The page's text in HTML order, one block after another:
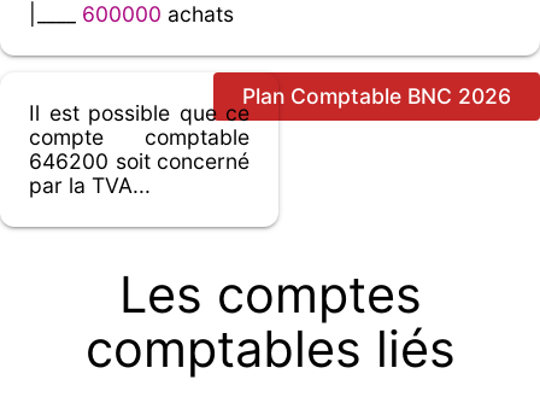
600000 achats
Plan Comptable BNC 2026
Il est possible que ce
compte comptable
646200 soit concerné
par la TVA...
Les comptes
comptables liés